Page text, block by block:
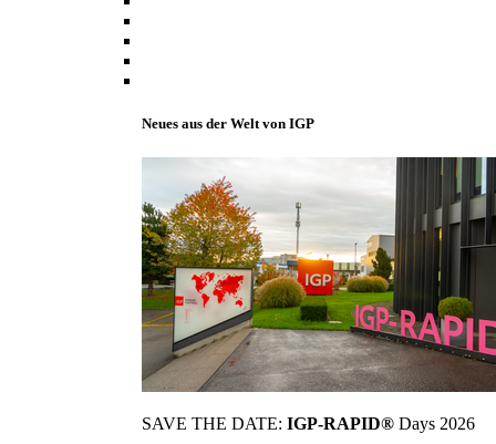
Neues aus der Welt von IGP
SAVE THE DATE: IGP-RAPID® Days 2026